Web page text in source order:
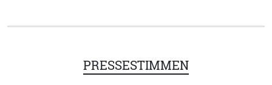
PRESSESTIMMEN